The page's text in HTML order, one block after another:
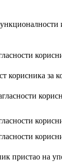
корисника за
пристао на